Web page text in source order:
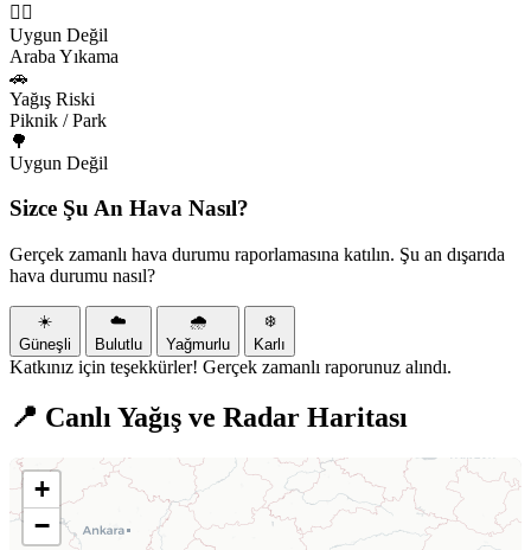
🏃‍♂️
Uygun Değil
Araba Yıkama
🚗
Yağış Riski
Piknik / Park
🌳
Uygun Değil
Sizce Şu An Hava Nasıl?
Gerçek zamanlı hava durumu raporlamasına katılın. Şu an dışarıda
hava durumu nasıl?
☀️
Güneşli
☁️
Bulutlu
🌧️
Yağmurlu
❄️
Karlı
Katkınız için teşekkürler! Gerçek zamanlı raporunuz alındı.
📍 Canlı Yağış ve Radar Haritası
+
−